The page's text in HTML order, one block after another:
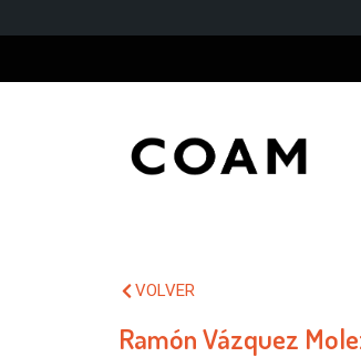
VOLVER
Ramón Vázquez